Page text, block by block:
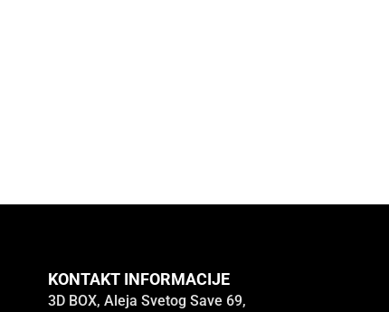
KONTAKT INFORMACIJE
3D BOX, Aleja Svetog Save 69,